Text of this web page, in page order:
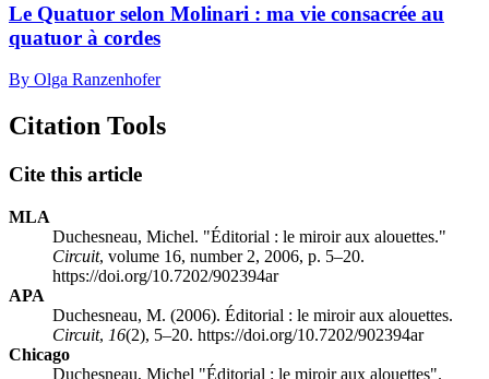
Le Quatuor selon Molinari : ma vie consacrée au
quatuor à cordes
By Olga Ranzenhofer
Citation Tools
Cite this article
MLA
Duchesneau, Michel. "Éditorial : le miroir aux alouettes."
Circuit, volume 16, number 2, 2006, p. 5–20.
https://doi.org/10.7202/902394ar
APA
Duchesneau, M. (2006). Éditorial : le miroir aux alouettes.
Circuit, 16(2), 5–20. https://doi.org/10.7202/902394ar
Chicago
Duchesneau, Michel "Éditorial : le miroir aux alouettes".